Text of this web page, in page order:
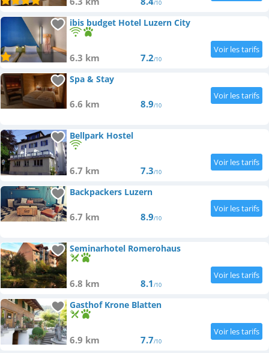
/10
ibis budget Hotel Luzern City
6.3 km 7.2/10
Spa & Stay
6.6 km 8.9/10
Bellpark Hostel
6.7 km 7.3/10
Backpackers Luzern
6.7 km 8.9/10
Seminarhotel Romerohaus
6.8 km 8.1/10
Gasthof Krone Blatten
6.9 km 7.7/10